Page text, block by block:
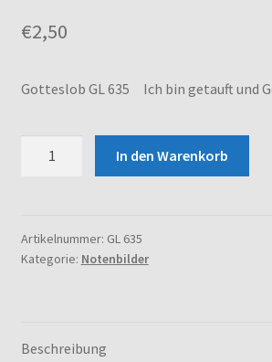
Versand und Zahlungsbedingungen
Warenkorb
€2,50
Gotteslob GL 635 Ich bin getauft und
bin
getauft
(L)
In den Warenkorb
Artikelnummer: GL 635
Kategorie: Notenbilder
Beschreibung